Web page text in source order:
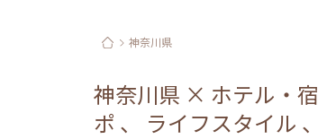
神奈川県
神奈川県 × ホテル・宿
ポ 、 ライフスタイル 、